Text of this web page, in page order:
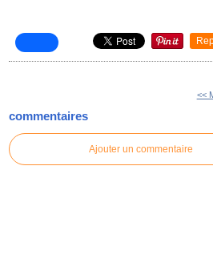
<<
commentaires
Ajouter un commentaire